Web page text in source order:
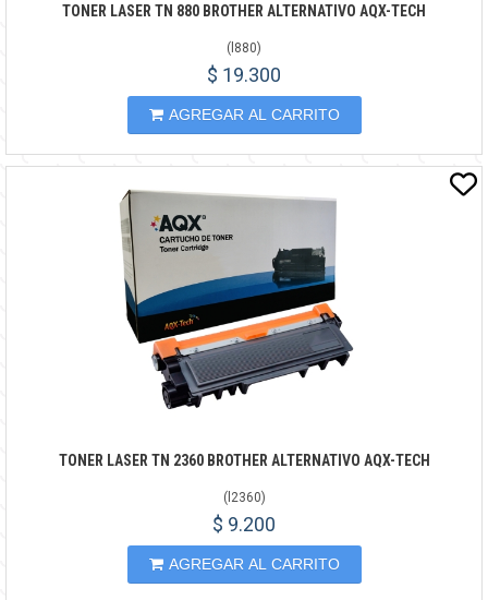
TONER LASER TN 880 BROTHER ALTERNATIVO AQX-TECH
( l880)
$ 19.300
AGREGAR AL CARRITO
TONER LASER TN 2360 BROTHER ALTERNATIVO AQX-TECH
(l2360)
$ 9.200
AGREGAR AL CARRITO